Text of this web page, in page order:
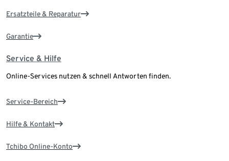
Ersatzteile & Reparatur
Garantie
Service & Hilfe
Online-Services nutzen & schnell Antworten finden.
Service-Bereich
Hilfe & Kontakt
Tchibo Online-Konto